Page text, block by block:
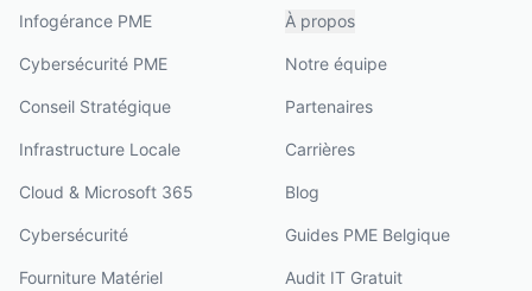
Infogérance PME
Cybersécurité PME
Conseil Stratégique
Infrastructure Locale
Cloud & Microsoft 365
Cybersécurité
Fourniture Matériel
À propos
Notre équipe
Partenaires
Carrières
Blog
Guides PME Belgique
Audit IT Gratuit